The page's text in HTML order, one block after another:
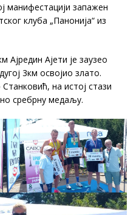
манифестацији запажен
клуба „Панонија“ из
Ајети је заузео
3км освојио злато.
на истој стази
сребрну медаљу.